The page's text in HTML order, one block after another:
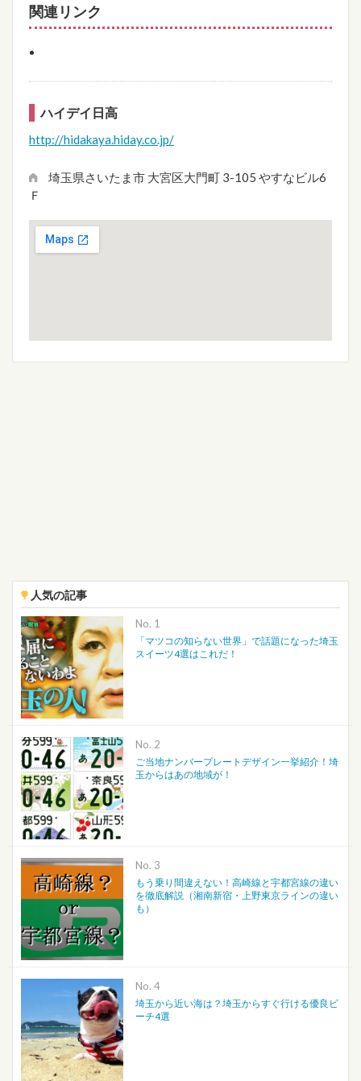
関連リンク
ハイデイ日高
http://hidakaya.hiday.co.jp/
埼玉県さいたま市 大宮区大門町 3-105 やすなビル6
Ｆ
人気の記事
No.
「マツコの知らない世界」で話題になった埼玉
スイーツ4選はこれだ！
No.
ご当地ナンバープレートデザイン一挙紹介！埼
玉からはあの地域が！
No.
もう乗り間違えない！高崎線と宇都宮線の違い
を徹底解説（湘南新宿・上野東京ラインの違い
も）
No.
埼玉から近い海は？埼玉からすぐ行ける優良ビ
ーチ4選